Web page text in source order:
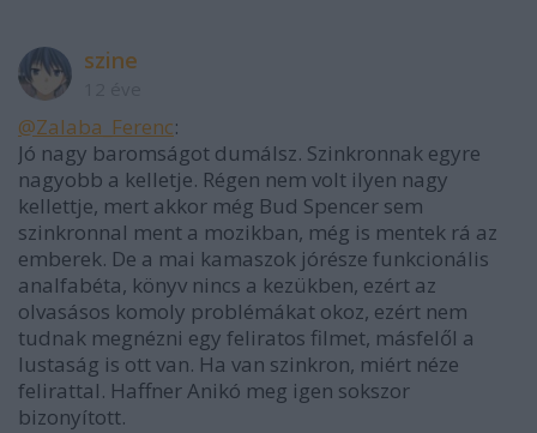
szine
@Zalaba_Ferenc:
Jó nagy baromságot dumálsz. Szinkronnak egyre
nagyobb a kelletje. Régen nem volt ilyen nagy
kellettje, mert akkor még Bud Spencer sem
szinkronnal ment a mozikban, még is mentek rá az
emberek. De a mai kamaszok jórésze funkcionális
analfabéta, könyv nincs a kezükben, ezért az
olvasásos komoly problémákat okoz, ezért nem
tudnak megnézni egy feliratos filmet, másfelől a
lustaság is ott van. Ha van szinkron, miért néze
felirattal. Haffner Anikó meg igen sokszor
bizonyított.